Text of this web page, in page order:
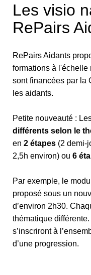
Les visio
RePairs
RePairs Aidants
formations à
sont financées par la
les aidants.
Petite nouveauté :
différents selon le
en 2 étapes (2 demi-
2,5h environ) ou 6
Par exemple, le
proposé sous un
d’environ 2h30.
thématique
s’inscriront à
d’une progression.